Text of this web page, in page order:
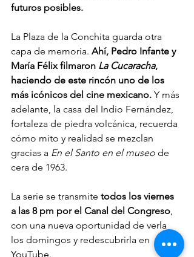
futuros posibles.
La Plaza de la Conchita guarda otra
capa de memoria. Ahí, Pedro Infante y
María Félix filmaron La Cucaracha,
haciendo de este rincón uno de los
más icónicos del cine mexicano. Y más
adelante, la casa del Indio Fernández,
fortaleza de piedra volcánica, recuerda
cómo mito y realidad se mezclan
gracias a En el Santo en el museo de
cera de 1963.
La serie se transmite todos los viernes
a las 8 pm por el Canal del Congreso,
con una nueva oportunidad de verla
los domingos y redescubrirla en
YouTube.